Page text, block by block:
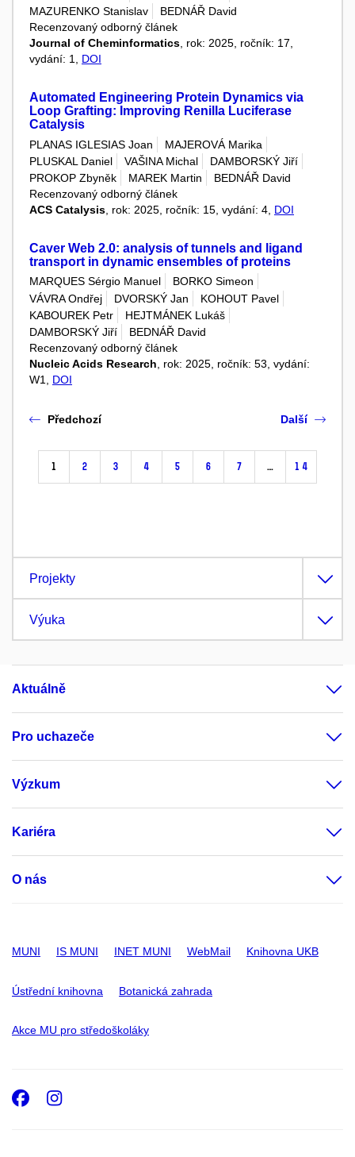
MAZURENKO Stanislav
BEDNÁŘ David
Recenzovaný odborný článek
Journal of Cheminformatics, rok: 2025, ročník: 17,
vydání: 1, DOI
Automated Engineering Protein Dynamics via
Loop Grafting: Improving Renilla Luciferase
Catalysis
PLANAS IGLESIAS Joan
MAJEROVÁ Marika
PLUSKAL Daniel
VAŠINA Michal
DAMBORSKÝ Jiří
PROKOP Zbyněk
MAREK Martin
BEDNÁŘ David
Recenzovaný odborný článek
ACS Catalysis , rok: 2025, ročník: 15, vydání: 4, DOI
Caver Web 2.0: analysis of tunnels and ligand
transport in dynamic ensembles of proteins
MARQUES Sérgio Manuel
BORKO Simeon
VÁVRA Ondřej
DVORSKÝ Jan
KOHOUT Pavel
KABOUREK Petr
HEJTMÁNEK Lukáš
DAMBORSKÝ Jiří
BEDNÁŘ David
Recenzovaný odborný článek
Nucleic Acids Research, rok: 2025, ročník: 53, vydání:
W1, DOI
Předchozí
1 2 3 4 5 6 7 … 14
Další
Projekty
Výuka
Aktuálně
Pro uchazeče
Výzkum
Kariéra
O nás
MUNI IS MUNI INET MUNI WebMail Knihovna UKB
Ústřední knihovna Botanická zahrada
Akce MU pro středoškoláky
Facebook
Instagram